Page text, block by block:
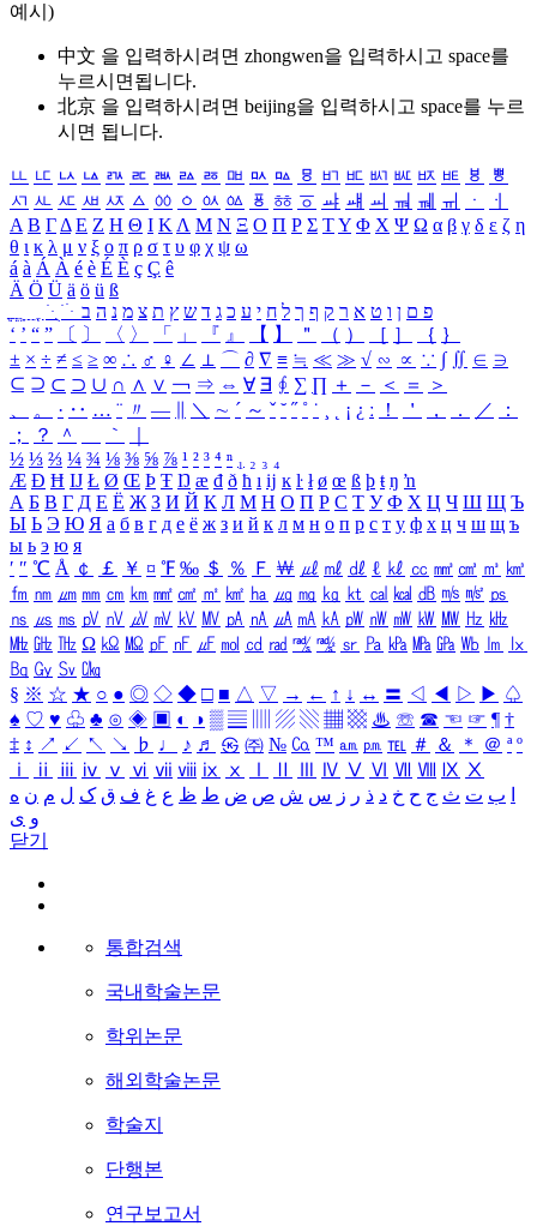
예시)
中文 을 입력하시려면 zhongwen을 입력하시고 space를
누르시면됩니다.
北京 을 입력하시려면 beijing을 입력하시고 space를 누르
시면 됩니다.
ㅥ ㅦ ㅧ ㅨ ㅩ ㅪ ㅫ ㅬ ㅭ ㅮ ㅯ ㅰ ㅱ ㅲ ㅳ ㅴ ㅵ ㅶ ㅷ ㅸ
ㅹ
ㅺ ㅻ ㅼ ㅽ ㅾ ㅿ ㆀ ㆁ ㆂ ㆃ ㆄ ㆅ ㆆ ㆇ ㆈ ㆉ ㆊ ㆋ ㆌ ㆍ
ㆎ
Α Β ΓΔ Ε Ζ Η Θ Ι ΚΛ Μ Ν Ξ Ο Π Ρ Σ ΤΥ Φ Χ Ψ Ω α β γ δ ε ζ η
θ ι κ λ μ ν ξ ο π ρ σ τ υ φ χ ψ ω
á à Á À é è É È ç Ç ê
Ä Ö Ü ä ö ü ß
ִֶֹ ֻּ ׁׂ פ ם ן ו ט א ר ק ף ך ל ח י ע כ ג ד ש ץ ת צ מ נ ה ב
‘ ’ “ ” 〔 〕 〈 〉 「 」 『 』 【 】 ＂ （ ） ［ ］ ｛ ｝
± × ÷ ≠ ≤ ≥ ∞ ∴ ♂ ♀ ∠ ⊥ ⌒ ∂ ∇ ≡ ≒ ≪ ≫ √ ∽ ∝ ∵ ∫ ∬ ∈ ∋
⊆ ⊇ ⊂ ⊃ ∪ ∩ ∧ ∨ ￢ ⇒ ⇔ ∀ ∃ ∮ ∑ ∏ ＋ － ＜ ＝
＞
、
。 · ‥ … ¨ 〃 ― ＼ ∼ ´ ～ ˇ ˘ ˝ ˚ ˙ ¸ ¡ ¿ ː ！ ＇ ， ． ／
：
；
？ ＾ ｀
½ ⅓ ⅔ ¼ ¾ ⅛ ⅜ ⅝ ⅞ ¹ ² ³ ⁴ ⁿ ₁ ₂ ₃ ₄
Æ Ð Ħ Ĳ Ł Ø Œ Þ Ŧ Ŋ æ đ ð ħ ı ĳ ĸ ŀ ł ø œ ß þ ŧ ŋ ŉ
А Б В Г Д Е Ё Ж З И Й К Л М Н О П Р С Т У Ф Х Ц Ч Ш Щ Ъ
Ы Ь Э Ю Я а б в г д е ё ж з и й к л м н о п р с т у ф х ц ч ш щ ъ
ы ь э ю я
′ ″ ℃ Å ￠ ￡ ￥ ¤ ℉ ‰ ＄ ％ Ｆ ￦ ㎕ ㎖ ㎗ ℓ ㎘ ㏄ ㎣ ㎤ ㎥ ㎦
㎙ ㎚ ㎛ ㎜ ㎝ ㎞ ㎟ ㎠ ㎡ ㎢ ㏊ ㎍ ㎎ ㎏ ㏏ ㎈ ㎉ ㏈ ㎧ ㎨ ㎰
㎱ ㎲ ㎳ ㎴ ㎵ ㎶ ㎷ ㎸ ㎹ ㎀ ㎁ ㎂ ㎃ ㎄ ㎺ ㎻ ㎽ ㎾ ㎿ ㎐ ㎑
㎒ ㎓ ㎔ Ω ㏀ ㏁ ㎊ ㎋ ㎌ ㏖ ㏅ ㎭ ㎮ ㎯ ㏛ ㎩ ㎪ ㎫ ㎬ ㏝ ㏐
㏓
㏃ ㏉ ㏜ ㏆
§ ※ ☆ ★ ○ ● ◎ ◇ ◆ □ ■ △ ▽ → ← ↑ ↓ ↔ 〓 ◁ ◀ ▷ ▶ ♤
♠ ♡ ♥ ♧ ♣ ⊙ ◈ ▣ ◐ ◑ ▒ ▤ ▨ ▧ ▦ ▩ ♨ ☏ ☎ ☜ ☞ ¶ †
‡ ↕ ↗ ↙ ↖ ↘ ♭ ♩ ♪ ♬ ㉿ ㈜ № ㏇ ™ ㏂ ㏘ ℡ ＃ ＆ ＊ ＠ ª º
ⅰ
ⅱ ⅲ ⅳ ⅴ ⅵ ⅶ ⅷ ⅸ ⅹ Ⅳ Ⅴ Ⅵ Ⅶ Ⅷ Ⅸ Ⅹ
ب ت ث ج ح خ د ذ ر ز س ش ص ض ط ظ ع غ ف ق ک ل م ن ه
و ی
닫기
통합검색
국내학술논문
학위논문
해외학술논문
학술지
단행본
연구보고서